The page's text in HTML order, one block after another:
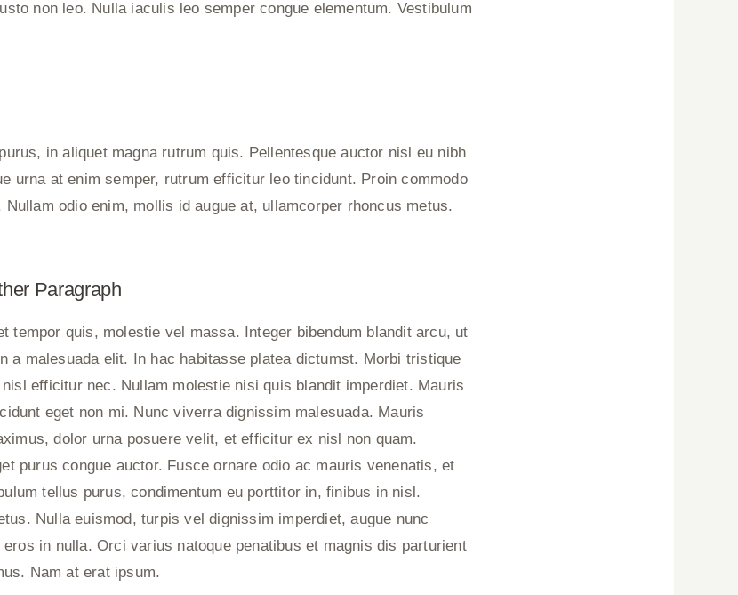
non leo. Nulla iaculis leo semper congue elementum. Vestibulum
in aliquet magna rutrum quis. Pellentesque auctor nisl eu nibh
urna at enim semper, rutrum efficitur leo tincidunt. Proin commodo
odio enim, mollis id augue at, ullamcorper rhoncus metus.
Paragraph
tempor quis, molestie vel massa. Integer bibendum blandit arcu, ut
a malesuada elit. In hac habitasse platea dictumst. Morbi tristique
efficitur nec. Nullam molestie nisi quis blandit imperdiet. Mauris
eget non mi. Nunc viverra dignissim malesuada. Mauris
dolor urna posuere velit, et efficitur ex nisl non quam.
purus congue auctor. Fusce ornare odio ac mauris venenatis, et
tellus purus, condimentum eu porttitor in, finibus in nisl.
Nulla euismod, turpis vel dignissim imperdiet, augue nunc
in nulla. Orci varius natoque penatibus et magnis dis parturient
Nam at erat ipsum.